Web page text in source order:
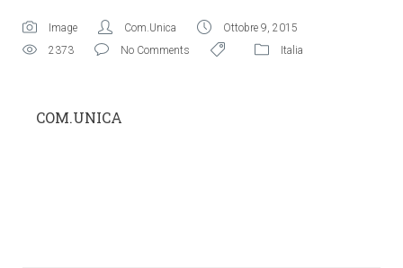
Image Com.Unica
Ottobre 9, 2015
2373
No Comments Italia
COM.UNICA